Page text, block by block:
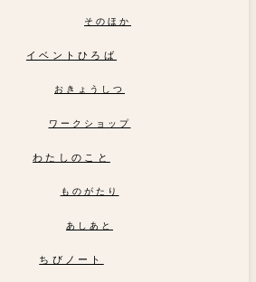
そのほか
イベントひろば
おきょうしつ
ワークショップ
わたしのこと
ものがたり
あしあと
ちびノート